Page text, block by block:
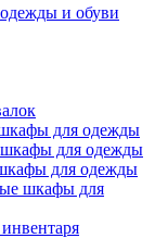
и обуви
для одежды
для одежды
для одежды
шкафы для